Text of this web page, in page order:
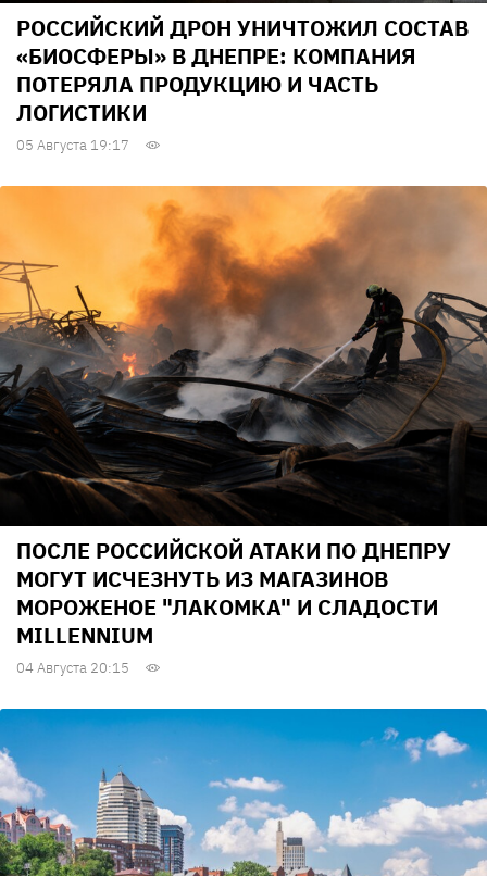
РОССИЙСКИЙ ДРОН УНИЧТОЖИЛ СОСТАВ
«БИОСФЕРЫ» В ДНЕПРЕ: КОМПАНИЯ
ПОТЕРЯЛА ПРОДУКЦИЮ И ЧАСТЬ
ЛОГИСТИКИ
05 Августа 19:17
ПОСЛЕ РОССИЙСКОЙ АТАКИ ПО ДНЕПРУ
МОГУТ ИСЧЕЗНУТЬ ИЗ МАГАЗИНОВ
МОРОЖЕНОЕ "ЛАКОМКА" И СЛАДОСТИ
MILLENNIUM
04 Августа 20:15